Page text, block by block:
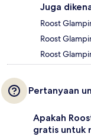
Juga
Roost
Roost
Roost
Pertanyaan
Apakah
gratis untuk